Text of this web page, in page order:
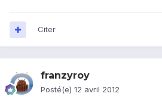
Citer
franzyroy
Posté(e) 12 avril 2012